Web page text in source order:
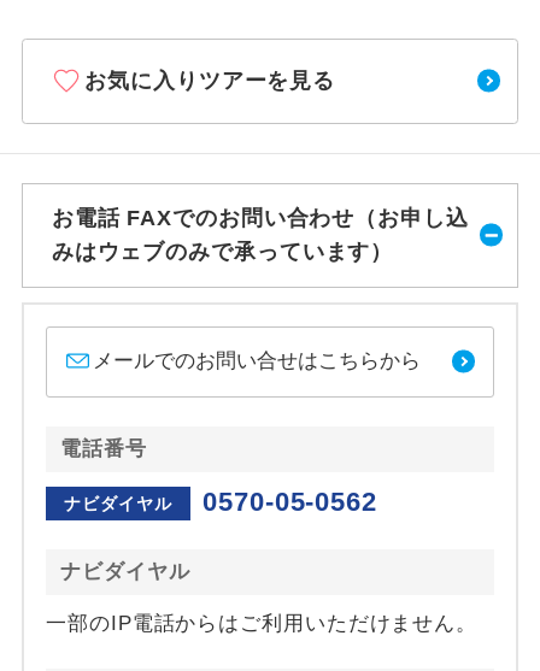
お気に入りツアーを見る
お電話 FAXでのお問い合わせ（お申し込
みはウェブのみで承っています）
メールでのお問い合せはこちらから
電話番号
ナビダイヤル 0570-05-0562
ナビダイヤル
一部のIP電話からはご利用いただけません。